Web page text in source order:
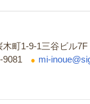
町1-9-1三谷ビル7F
9081
mi-